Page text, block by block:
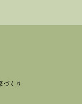
づくり